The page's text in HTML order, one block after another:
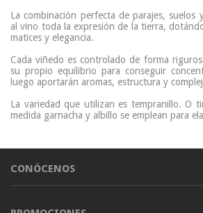
La combinación perfecta de parajes, suelos
al vino toda la expresión de la tierra,
matices y elegancia.
Cada viñedo es controlado de forma
su propio equilibrio para conseguir
luego aportarán aromas, estructura y
La variedad que utilizan es tempranillo. O
medida garnacha y albillo se emplean para
CONÓCENOS